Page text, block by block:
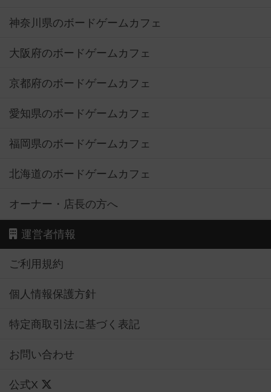
神奈川県のボードゲームカフェ
大阪府のボードゲームカフェ
京都府のボードゲームカフェ
愛知県のボードゲームカフェ
福岡県のボードゲームカフェ
北海道のボードゲームカフェ
オーナー・店長の方へ
運営者情報
ご利用規約
個人情報保護方針
特定商取引法に基づく表記
お問い合わせ
公式X